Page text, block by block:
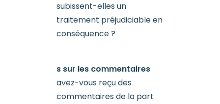
subissent-elles un
traitement préjudiciable en
conséquence ?
s sur les commentaires
avez-vous reçu des
commentaires de la part